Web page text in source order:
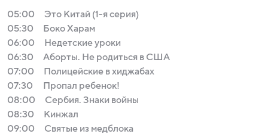
05:00
Это Китай (1-я серия)
05:30
Боко Харам
06:00
Недетские уроки
06:30
Аборты. Не родиться в США
07:00
Полицейские в хиджабах
07:30
Пропал ребенок!
08:00
Сербия. Знаки войны
08:30
Кинжал
09:00
Святые из медблока